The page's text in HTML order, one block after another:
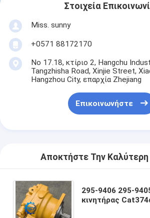
Στοιχεία
Miss. sunny
+0571 88172170
Νο 17.18, κτίριο 2, Hangchu
Tangzhisha Road, Xinjie Street,
Hangzhou City, επαρχία Zhejiang
Επικοινωνήστε
Αποκτήστε Την Καλύτερη
295-9406 295-
κινητήρας